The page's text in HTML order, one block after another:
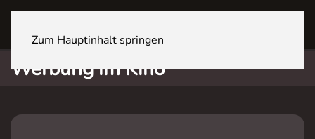
Zum Hauptinhalt springen
Werbung im Kino